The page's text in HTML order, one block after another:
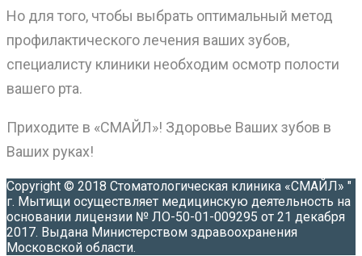
Но для того, чтобы выбрать оптимальный метод
профилактического лечения ваших зубов,
специалисту клиники необходим осмотр полости
вашего рта.
Приходите в «СМАЙЛ»! Здоровье Ваших зубов в
Ваших руках!
Copyright © 2018 Стоматологическая клиника «СМАЙЛ» "
г. Мытищи осуществляет медицинскую деятельность на
основании лицензии № ЛО-50-01-009295 от 21 декабря
2017. Выдана Министерством здравоохранения
Московской области.